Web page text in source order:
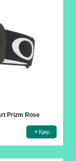
Prizm Rose
Kjøp